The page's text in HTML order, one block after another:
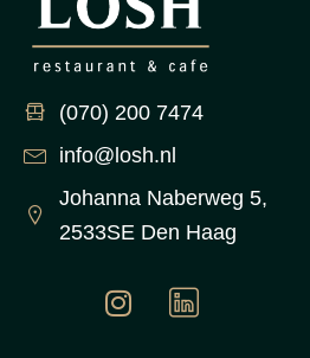
(070) 200 7474
info@losh.nl
Johanna Naberweg 5,
2533SE Den Haag